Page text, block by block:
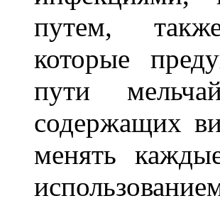
путем,
которые
пути
содержащих
менять